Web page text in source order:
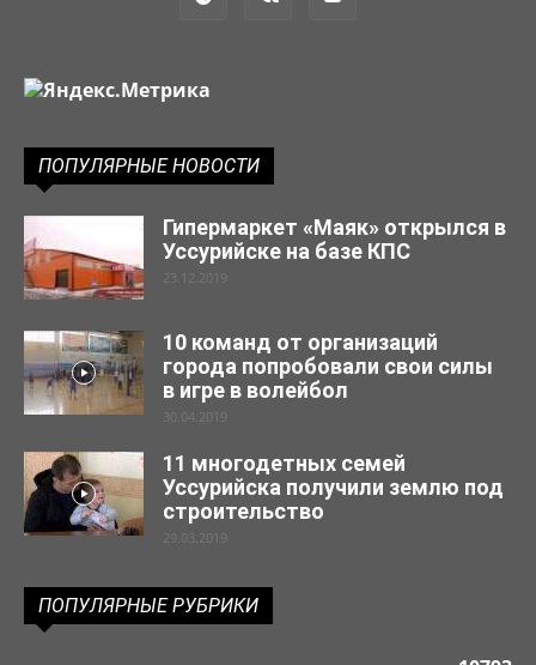
ПОПУЛЯРНЫЕ НОВОСТИ
Гипермаркет «Маяк» открылся в
Уссурийске на базе КПС
23.12.2019
10 команд от организаций
города попробовали свои силы
в игре в волейбол
30.04.2019
11 многодетных семей
Уссурийска получили землю под
строительство
29.03.2019
ПОПУЛЯРНЫЕ РУБРИКИ